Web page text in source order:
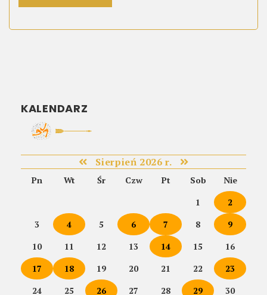
KALENDARZ
Sierpień 2026 r.
Pn Wt Śr Czw Pt Sob
Nie
1
2
3
4 5 6 7 8
9
10
11 12 13 14 15
16
17
18 19 20 21 22
23
24
25 26 27 28 29 30